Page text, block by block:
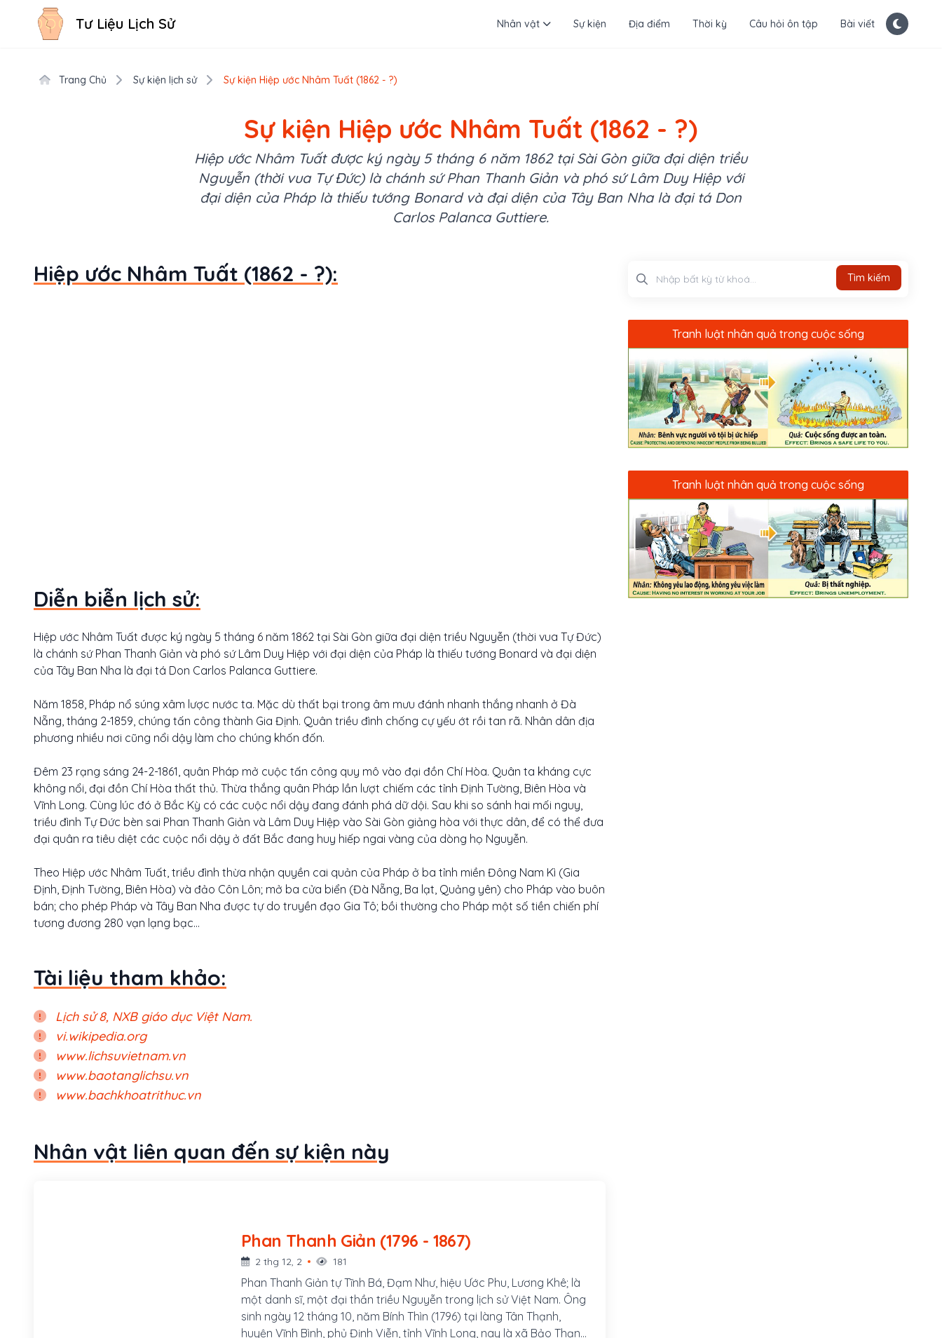
Tư Liệu Lịch Sử Nhân vật Sự kiện Địa điểm Thời kỳ Câu hỏi ôn tập Bài viết
Trang Chủ Sự kiện lịch sử Sự kiện Hiệp ước Nhâm Tuất (1862 - ?)
Sự kiện Hiệp ước Nhâm Tuất (1862 - ?)
Hiệp ước Nhâm Tuất được ký ngày 5 tháng 6 năm 1862 tại Sài Gòn giữa đại diện triều
Nguyễn (thời vua Tự Đức) là chánh sứ Phan Thanh Giản và phó sứ Lâm Duy Hiệp với
đại diện của Pháp là thiếu tướng Bonard và đại diện của Tây Ban Nha là đại tá Don
Carlos Palanca Guttiere.
Hiệp ước Nhâm Tuất (1862 - ?):
Diễn biễn lịch sử:
Hiệp ước Nhâm Tuất được ký ngày 5 tháng 6 năm 1862 tại Sài Gòn giữa đại diện triều Nguyễn (thời vua Tự Đức)
là chánh sứ Phan Thanh Giản và phó sứ Lâm Duy Hiệp với đại diện của Pháp là thiếu tướng Bonard và đại diện
của Tây Ban Nha là đại tá Don Carlos Palanca Guttiere.
Năm 1858, Pháp nổ súng xâm lược nước ta. Mặc dù thất bại trong âm mưu đánh nhanh thắng nhanh ở Đà
Nẵng, tháng 2-1859, chúng tấn công thành Gia Định. Quân triều đình chống cự yếu ớt rồi tan rã. Nhân dân địa
phương nhiều nơi cũng nổi dậy làm cho chúng khốn đốn.
Đêm 23 rạng sáng 24-2-1861, quân Pháp mở cuộc tấn công quy mô vào đại đồn Chí Hòa. Quân ta kháng cực
không nổi, đại đồn Chí Hòa thất thủ. Thừa thắng quân Pháp lần lượt chiếm các tỉnh Định Tường, Biên Hòa và
Vĩnh Long. Cùng lúc đó ở Bắc Kỳ có các cuộc nổi dậy đang đánh phá dữ dội. Sau khi so sánh hai mối nguy,
triều đình Tự Đức bèn sai Phan Thanh Giản và Lâm Duy Hiệp vào Sài Gòn giảng hòa với thực dân, để có thể đưa
đại quân ra tiêu diệt các cuộc nổi dậy ở đất Bắc đang huy hiếp ngai vàng của dòng họ Nguyễn.
Theo Hiệp ước Nhâm Tuất, triều đình thừa nhận quyền cai quản của Pháp ở ba tỉnh miền Đông Nam Kì (Gia
Định, Định Tường, Biên Hòa) và đảo Côn Lôn; mở ba cửa biển (Đà Nẵng, Ba lạt, Quảng yên) cho Pháp vào buôn
bán; cho phép Pháp và Tây Ban Nha được tự do truyền đạo Gia Tô; bồi thường cho Pháp một số tiền chiến phí
tương đương 280 vạn lạng bạc...
Tài liệu tham khảo:
Lịch sử 8, NXB giáo dục Việt Nam.
vi.wikipedia.org
www.lichsuvietnam.vn
www.baotanglichsu.vn
www.bachkhoatrithuc.vn
Nhân vật liên quan đến sự kiện này
Phan Thanh Giản (1796 - 1867)
2 thg 12, 2 181
Phan Thanh Giản tự Tĩnh Bá, Đạm Như, hiệu Ước Phu, Lương Khê; là
một danh sĩ, một đại thần triều Nguyễn trong lịch sử Việt Nam. Ông
sinh ngày 12 tháng 10, năm Bính Thìn (1796) tại làng Tân Thạnh,
huyện Vĩnh Bình, phủ Định Viễn, tỉnh Vĩnh Long, nay là xã Bảo Thạnh,
Tìm kiếm
Tranh luật nhân quả trong cuộc sống
Tranh luật nhân quả trong cuộc sống